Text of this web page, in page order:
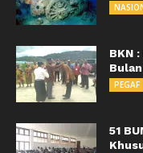
BKN
PEGAF
51